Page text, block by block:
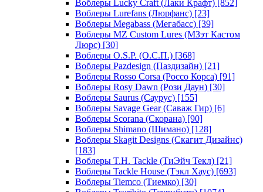
Воблеры Lucky Craft (Лаки Крафт) [852]
Воблеры Lurefans (Люрфанс) [23]
Воблеры Megabass (Мегабасс) [39]
Воблеры MZ Custom Lures (МЗэт Кастом
Люрс) [30]
Воблеры O.S.P. (О.С.П.) [368]
Воблеры Pazdesign (Паздизайн) [21]
Воблеры Rosso Corsa (Россо Корса) [91]
Воблеры Rosy Dawn (Рози Даун) [30]
Воблеры Saurus (Саурус) [155]
Воблеры Savage Gear (Саваж Гир) [6]
Воблеры Scorana (Скорана) [90]
Воблеры Shimano (Шимано) [128]
Воблеры Skagit Designs (Скагит Дизайнс)
[183]
Воблеры T.H. Tackle (ТиЭйч Текл) [21]
Воблеры Tackle House (Тэкл Хаус) [693]
Воблеры Tiemco (Тиемко) [30]